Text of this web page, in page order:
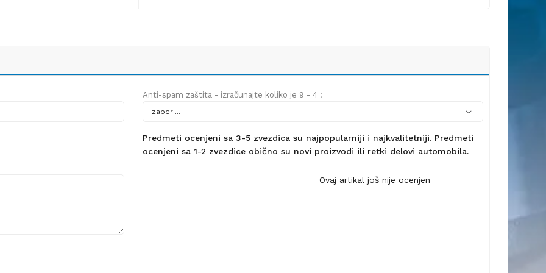
Anti-spam zaštita - izračunajte koliko je 9 - 4 :
Predmeti ocenjeni sa 3-5 zvezdica su najpopularniji i najkvalitetniji. Predmeti
ocenjeni sa 1-2 zvezdice obično su novi proizvodi ili retki delovi automobila.
Ovaj artikal još nije ocenjen